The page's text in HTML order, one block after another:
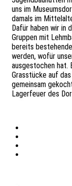
uns im
damals im
Dafür haben wir in
Gruppen mit
bereits
werden, wofür
ausgestochen hat.
Grasstücke auf
gemeinsam
Lagerfeuer des